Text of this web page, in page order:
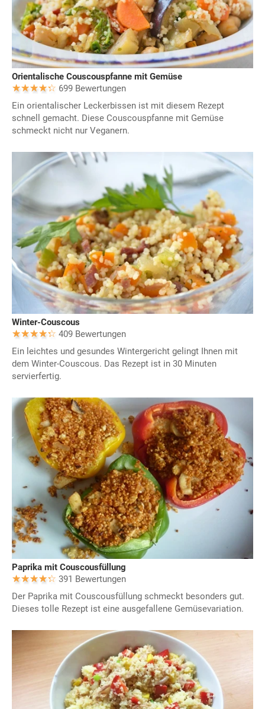
Orientalische Couscouspfanne mit Gemüse
699 Bewertungen
Ein orientalischer Leckerbissen ist mit diesem Rezept
schnell gemacht. Diese Couscouspfanne mit Gemüse
schmeckt nicht nur Veganern.
Winter-Couscous
409 Bewertungen
Ein leichtes und gesundes Wintergericht gelingt Ihnen mit
dem Winter-Couscous. Das Rezept ist in 30 Minuten
servierfertig.
Paprika mit Couscousfüllung
391 Bewertungen
Der Paprika mit Couscousfüllung schmeckt besonders gut.
Dieses tolle Rezept ist eine ausgefallene Gemüsevariation.